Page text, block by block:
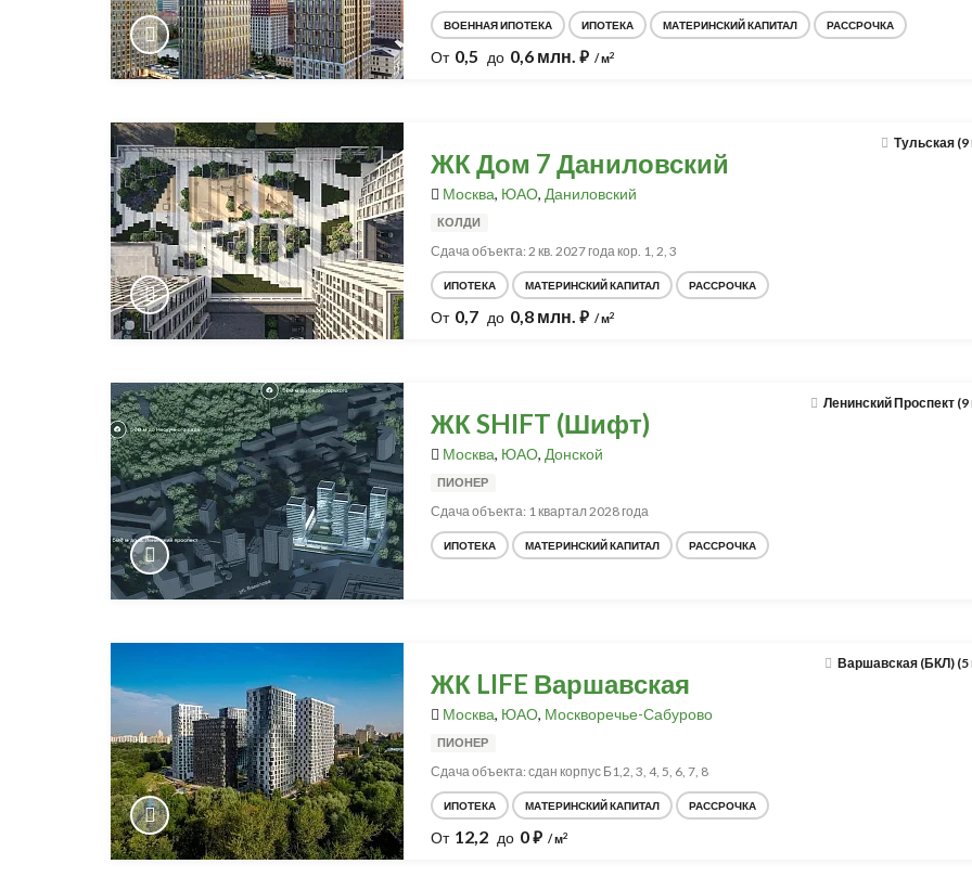
ВОЕННАЯ ИПОТЕКА ИПОТЕКА МАТЕРИНСКИЙ КАПИТАЛ РАССРОЧКА
От 0,5 до 0,6 млн. ⃏ / м2
Тульская
ЖК Дом 7 Даниловский
Москва, ЮАО, Даниловский
КОЛДИ
Сдача объекта: 2 кв. 2027 года кор. 1, 2, 3
ИПОТЕКА МАТЕРИНСКИЙ КАПИТАЛ РАССРОЧКА
От 0,7 до 0,8 млн. ⃏ / м2
Ленинский Проспект
ЖК SHIFT (Шифт)
Москва, ЮАО, Донской
ПИОНЕР
Сдача объекта: 1 квартал 2028 года
ИПОТЕКА МАТЕРИНСКИЙ КАПИТАЛ РАССРОЧКА
Варшавская (БКЛ) (5
ЖК LIFE Варшавская
Москва, ЮАО, Москворечье-Сабурово
ПИОНЕР
Сдача объекта: сдан корпус Б1,2, 3, 4, 5, 6, 7, 8
ИПОТЕКА МАТЕРИНСКИЙ КАПИТАЛ РАССРОЧКА
От 12,2 до 0⃏ / м2